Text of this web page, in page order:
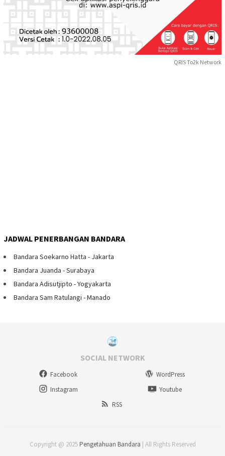
QRIS To2k Network
JADWAL PENERBANGAN BANDARA
Bandara Soekarno Hatta - Jakarta
Bandara Juanda - Surabaya
Bandara Adisutjipto - Yogyakarta
Bandara Sam Ratulangi - Manado
SOCIAL NETWORK
Facebook
WordPress
Instagram
Youtube
RSS
Copyright @ 2025 Pengetahuan Bandara | All Rights Reserved